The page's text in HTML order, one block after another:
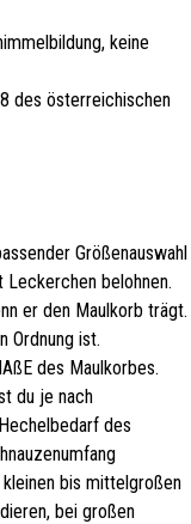
keine
des österreichischen
Größenauswahl
Leckerchen belohnen.
er den Maulkorb trägt.
Ordnung ist.
des Maulkorbes.
du je nach
des
bis mittelgroßen
bei großen